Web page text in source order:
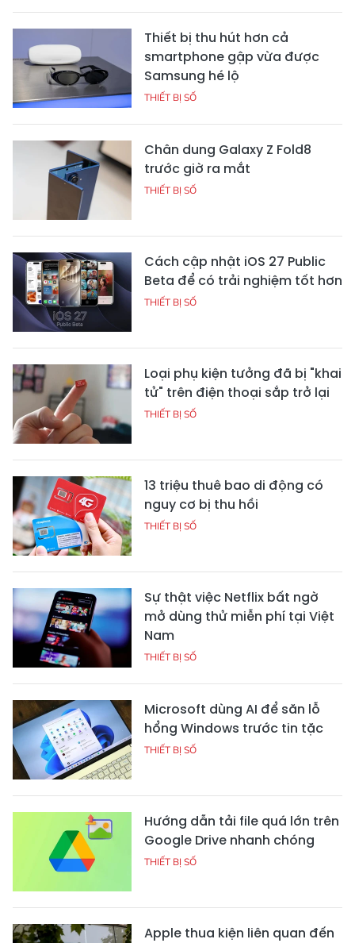
Thiết bị thu hút hơn cả
smartphone gập vừa được
Samsung hé lộ
THIẾT BỊ SỐ
Chân dung Galaxy Z Fold8
trước giờ ra mắt
THIẾT BỊ SỐ
Cách cập nhật iOS 27 Public
Beta để có trải nghiệm tốt hơn
THIẾT BỊ SỐ
Loại phụ kiện tưởng đã bị "khai
tử" trên điện thoại sắp trở lại
THIẾT BỊ SỐ
13 triệu thuê bao di động có
nguy cơ bị thu hồi
THIẾT BỊ SỐ
Sự thật việc Netflix bất ngờ
mở dùng thử miễn phí tại Việt
Nam
THIẾT BỊ SỐ
Microsoft dùng AI để săn lỗ
hổng Windows trước tin tặc
THIẾT BỊ SỐ
Hướng dẫn tải file quá lớn trên
Google Drive nhanh chóng
THIẾT BỊ SỐ
Apple thua kiện liên quan đến